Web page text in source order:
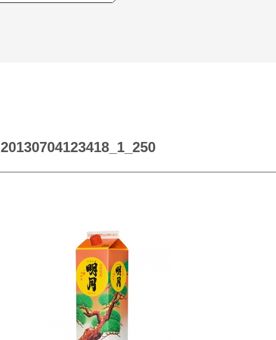
20130704123418_1_250